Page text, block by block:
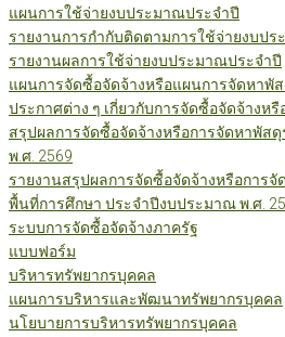
แผนการใช้จ่ายงบประมาณประจำปี
รายงานการกำกับติดตามการใช้จ่ายงบปร
รายงานผลการใช้จ่ายงบประมาณประจำปี
แผนการจัดซื้อจัดจ้างหรือแผนการจัดหาพั
ประกาศต่าง ๆ เกี่ยวกับการจัดซื้อจัดจ้างห
สรุปผลการจัดซื้อจัดจ้างหรือการจัดหาพัส
พ.ศ. 2569
รายงานสรุปผลการจัดซื้อจัดจ้างหรือการ
พื้นที่การศึกษา ประจำปีงบประมาณ พ.ศ.
ระบบการจัดซื้อจัดจ้างภาครัฐ
แบบฟอร์ม
บริหารทรัพยากรบุคคล
แผนการบริหารและพัฒนาทรัพยากรบุคคล
นโยบายการบริหารทรัพยากรบุคคล